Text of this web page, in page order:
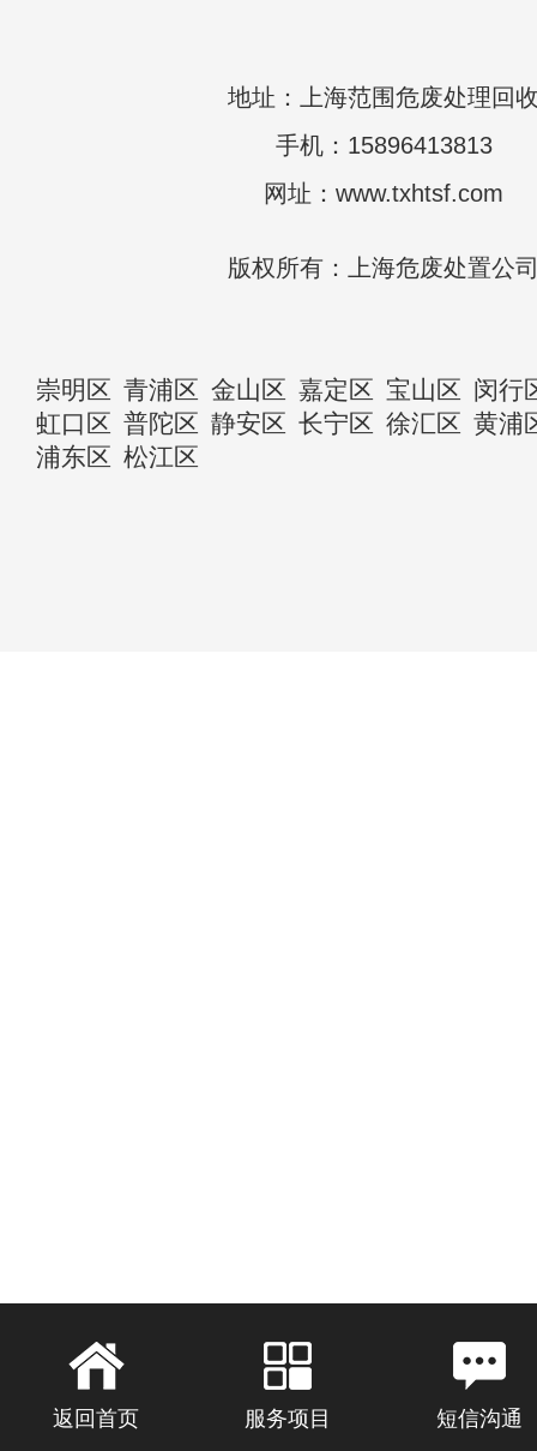
地址：上海范围危废处理回
手机：15896413813
网址：www.txhtsf.com
版权所有：上海危废处置公
崇明区 青浦区 金山区 嘉定区 宝山区 闵行
虹口区 普陀区 静安区 长宁区 徐汇区 黄浦
浦东区 松江区
返回首页 服务项目 短信沟通